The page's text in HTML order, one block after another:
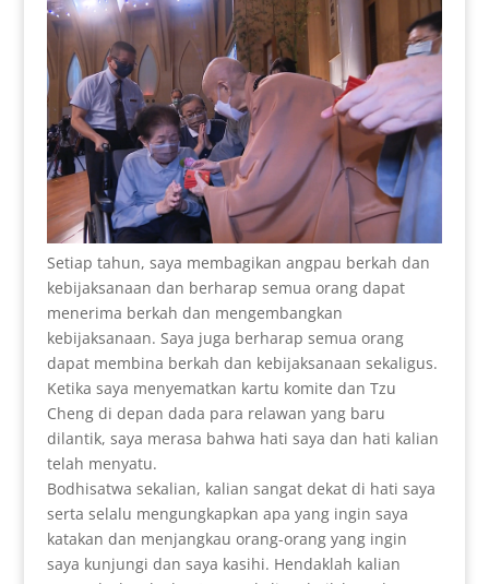
Setiap tahun, saya membagikan angpau berkah dan
kebijaksanaan dan berharap semua orang dapat
menerima berkah dan mengembangkan
kebijaksanaan. Saya juga berharap semua orang
dapat membina berkah dan kebijaksanaan sekaligus.
Ketika saya menyematkan kartu komite dan Tzu
Cheng di depan dada para relawan yang baru
dilantik, saya merasa bahwa hati saya dan hati kalian
telah menyatu.
Bodhisatwa sekalian, kalian sangat dekat di hati saya
serta selalu mengungkapkan apa yang ingin saya
katakan dan menjangkau orang-orang yang ingin
saya kunjungi dan saya kasihi. Hendaklah kalian